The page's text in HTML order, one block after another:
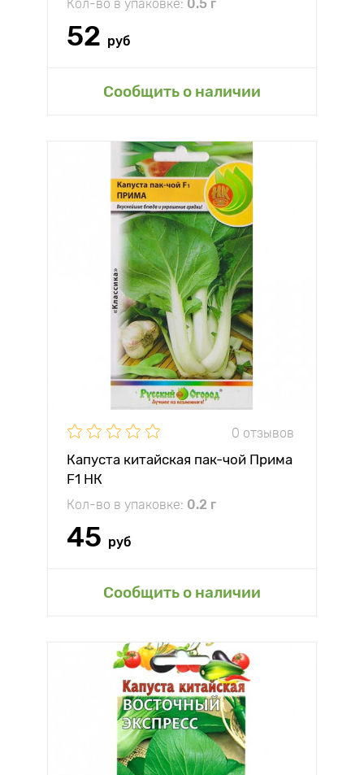
Кол-во в упаковке: 0.5 г
52 руб
Сообщить о наличии
0 отзывов
Капуста китайская пак-чой Прима
F1 НК
Кол-во в упаковке: 0.2 г
45 руб
Сообщить о наличии